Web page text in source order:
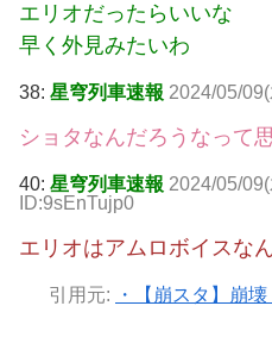
エリオだったらいいな
早く外見みたいわ
38: 星穹列車速報 2024/05/
ショタなんだろうなって
40: 星穹列車速報 2024/05/
ID:9sEnTujp0
エリオはアムロボイスな
引用元:
・【崩スタ】崩